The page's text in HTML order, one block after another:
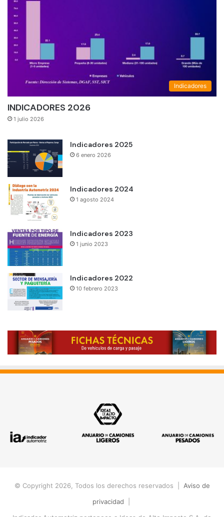
Indicadores
INDICADORES 2026
1 julio 2026
Indicadores 2025
6 enero 2026
Indicadores 2024
1 agosto 2024
Indicadores 2023
1 junio 2023
Indicadores 2022
10 febrero 2023
© Copyright 2026, Todos los derechos reservados | Aviso de
privacidad